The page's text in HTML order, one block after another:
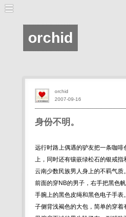
orchid
身份不明。
远行时路上偶遇的驴友把一条咖啡
上，同时还有镶嵌绿松石的银戒指
云南少数民族男人身上的不羁气质
前面的穿NB的男子，右手把黑色
手腕上的黑色皮绳和黑色电子手表
子侧背浅褐色的大包，简单的穿着
2007-09-16
orchid